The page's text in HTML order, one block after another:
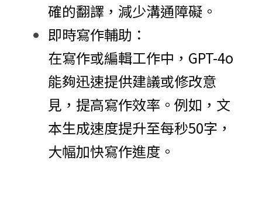
確的翻譯，減少溝通障礙。
即時寫作輔助：
在寫作或編輯工作中，GPT-4o
能夠迅速提供建議或修改意
見，提高寫作效率。例如，文
本生成速度提升至每秒50字，
大幅加快寫作進度。